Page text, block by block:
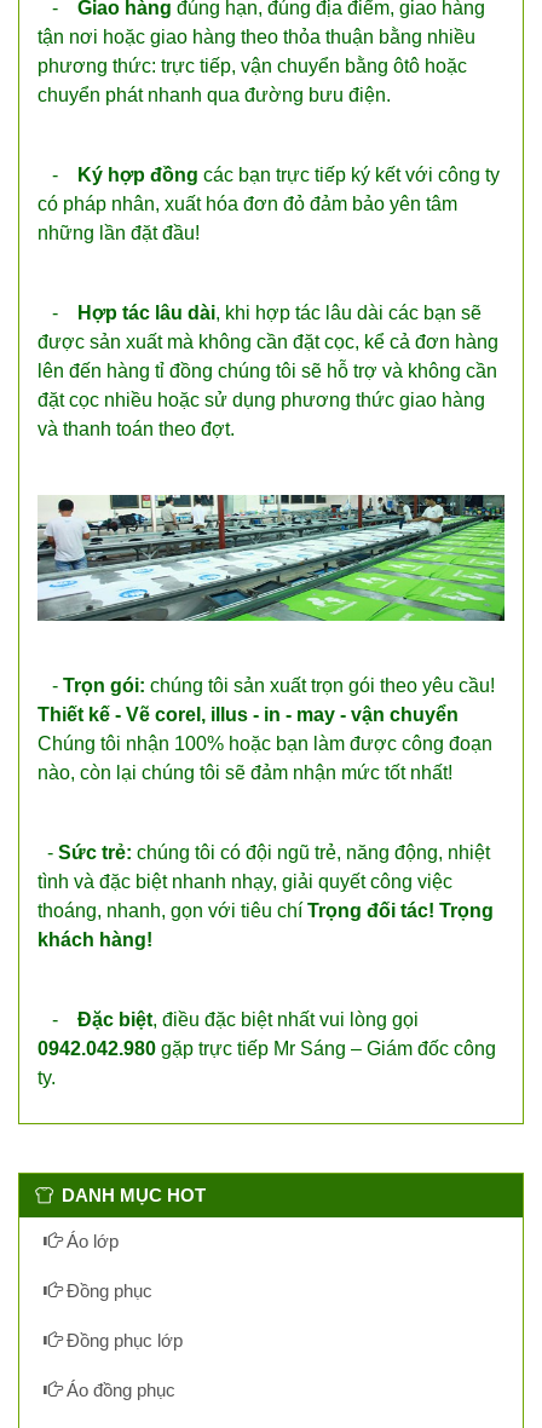
- Giao hàng đúng hạn, đúng địa điểm, giao hàng
tận nơi hoặc giao hàng theo thỏa thuận bằng nhiều
phương thức: trực tiếp, vận chuyển bằng ôtô hoặc
chuyển phát nhanh qua đường bưu điện.
- Ký hợp đồng các bạn trực tiếp ký kết với công ty
có pháp nhân, xuất hóa đơn đỏ đảm bảo yên tâm
những lần đặt đầu!
- Hợp tác lâu dài, khi hợp tác lâu dài các bạn sẽ
được sản xuất mà không cần đặt cọc, kể cả đơn hàng
lên đến hàng tỉ đồng chúng tôi sẽ hỗ trợ và không cần
đặt cọc nhiều hoặc sử dụng phương thức giao hàng
và thanh toán theo đợt.
- Trọn gói: chúng tôi sản xuất trọn gói theo yêu cầu!
Thiết kế - Vẽ corel, illus - in - may - vận chuyển
Chúng tôi nhận 100% hoặc bạn làm được công đoạn
nào, còn lại chúng tôi sẽ đảm nhận mức tốt nhất!
- Sức trẻ: chúng tôi có đội ngũ trẻ, năng động, nhiệt
tình và đặc biệt nhanh nhạy, giải quyết công việc
thoáng, nhanh, gọn với tiêu chí Trọng đối tác! Trọng
khách hàng!
- Đặc biệt, điều đặc biệt nhất vui lòng gọi
0942.042.980 gặp trực tiếp Mr Sáng – Giám đốc công
ty.
DANH MỤC HOT
Áo lớp
Đồng phục
Đồng phục lớp
Áo đồng phục